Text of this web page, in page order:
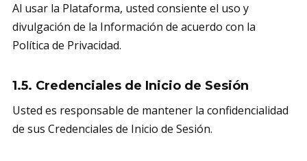
Al usar la Plataforma, usted consiente el uso y
divulgación de la Información de acuerdo con la
Política de Privacidad.
1.5. Credenciales de Inicio de Sesión
Usted es responsable de mantener la confidencialidad
de sus Credenciales de Inicio de Sesión.